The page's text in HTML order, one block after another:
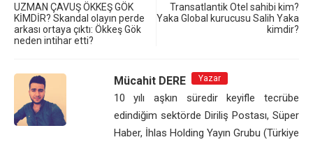
UZMAN ÇAVUŞ ÖKKEŞ GÖK
KİMDİR? Skandal olayın perde
arkası ortaya çıktı: Ökkeş Gök
neden intihar etti?
Transatlantik Otel sahibi kim?
Yaka Global kurucusu Salih Yaka
kimdir?
Mücahit DERE Yazar
10 yılı aşkın süredir keyifle tecrübe
edindiğim sektörde Diriliş Postası, Süper
Haber, İhlas Holding Yayın Grubu (Türkiye